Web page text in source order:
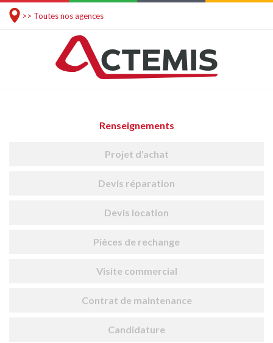
>> Toutes nos agences
Renseignements
Projet d'achat
Devis réparation
Devis location
Pièces de rechange
Visite commercial
Contrat de maintenance
Candidature